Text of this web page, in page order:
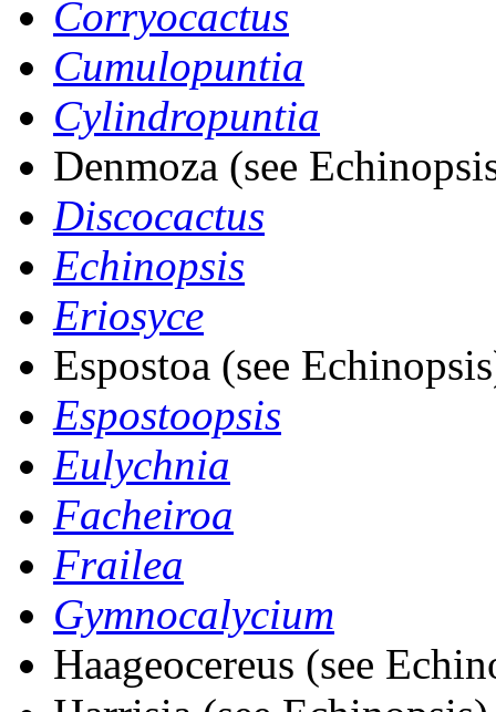
Corryocactus
Cumulopuntia
Cylindropuntia
Denmoza (see
Discocactus
Echinopsis
Eriosyce
Espostoa (see
Espostoopsis
Eulychnia
Facheiroa
Frailea
Gymnocalycium
Haageocereus (see